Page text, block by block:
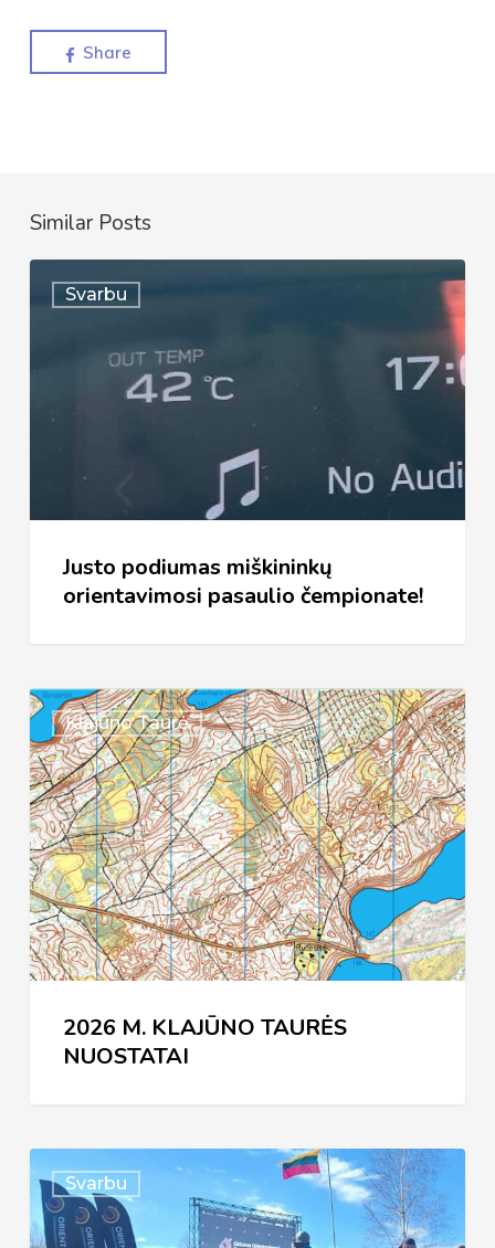
Share
Similar Posts
Svarbu
Justo
podiumas
miškininkų
orientavimosi
pasaulio
Justo podiumas miškininkų
orientavimosi pasaulio čempionate!
Klajūno Taurė
2026
M.
KLAJŪNO
TAURĖS
NUOSTATAI
2026 M. KLAJŪNO TAURĖS
NUOSTATAI
Svarbu
Sėkmingas
bendro
starto